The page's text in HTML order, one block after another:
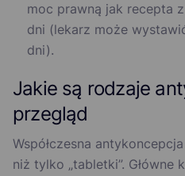
moc prawną jak recepta
dni (lekarz może
dni).
Jakie są rodzaje
przegląd
Współczesna
niż tylko „tabletki”. Główne